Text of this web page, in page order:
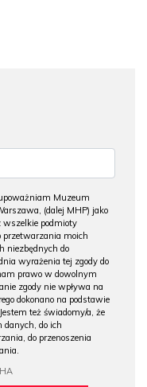
Muzeum
(dalej MHP) jako
wszelkie podmioty
przetwarzania moich
niezbędnych do
wyrażenia tej zgody do
prawo w dowolnym
zgody nie wpływa na
dokonano na podstawie
też świadomy/a, że
danych, do ich
do przenoszenia